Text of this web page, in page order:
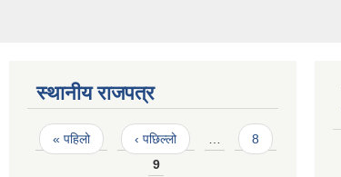
स्थानीय राजपत्र
Pages
« पहिलो ‹ पछिल्लो
8
9